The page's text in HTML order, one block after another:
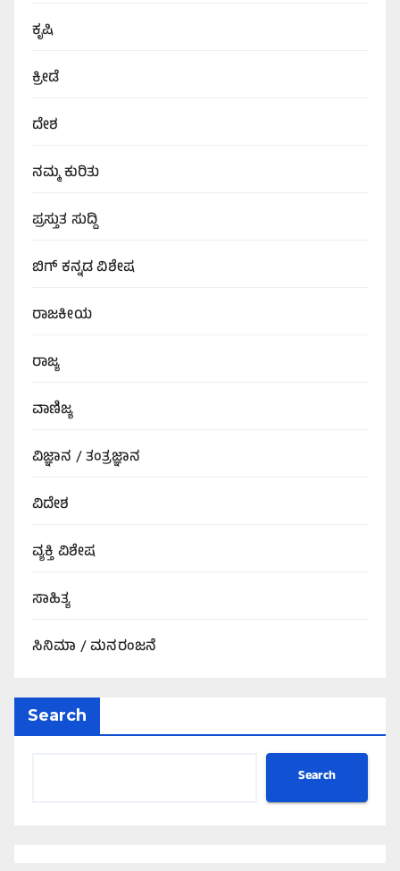
ಕೃಷಿ
ಕ್ರೀಡೆ
ದೇಶ
ನಮ್ಮ ಕುರಿತು
ಪ್ರಸ್ತುತ ಸುದ್ದಿ
ಬಿಗ್‌ ಕನ್ನಡ ವಿಶೇಷ
ರಾಜಕೀಯ
ರಾಜ್ಯ
ವಾಣಿಜ್ಯ
ವಿಜ್ಞಾನ / ತಂತ್ರಜ್ಞಾನ
ವಿದೇಶ
ವ್ಯಕ್ತಿ ವಿಶೇಷ
ಸಾಹಿತ್ಯ
ಸಿನಿಮಾ / ಮನರಂಜನೆ
Search
Search